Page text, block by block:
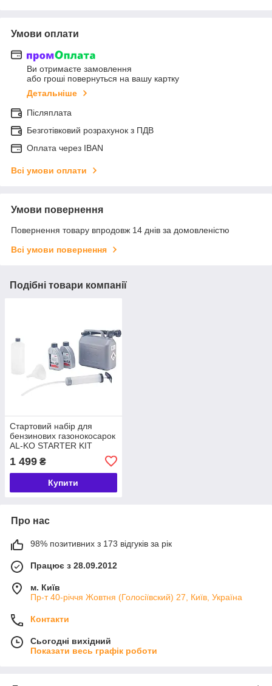
Умови оплати
Ви отримаєте замовлення
або гроші повернуться на вашу картку
Детальніше
Післяплата
Безготівковий розрахунок з ПДВ
Оплата через IBAN
Всі умови оплати
Умови повернення
Повернення товару впродовж 14 днів за домовленістю
Всі умови повернення
Подібні товари компанії
Стартовий набір для
бензинових газонокосарок
AL-KO STARTER KIT
1 499 ₴
Купити
Про нас
98% позитивних з 173 відгуків за рік
Працює з 28.09.2012
м. Київ
Пр-т 40-річчя Жовтня (Голосіївский) 27, Київ, Україна
Контакти
Сьогодні вихідний
Показати весь графік роботи